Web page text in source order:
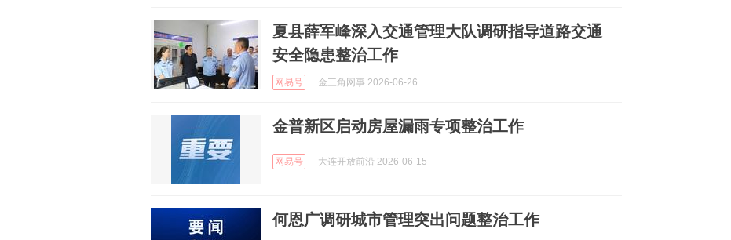
夏县薛军峰深入交通管理大队调研指导道路交通
安全隐患整治工作
网易号 金三角网事 2026-06-26
金普新区启动房屋漏雨专项整治工作
网易号 大连开放前沿 2026-06-15
何恩广调研城市管理突出问题整治工作